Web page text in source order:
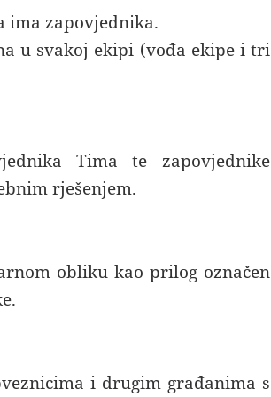
ima zapovjednika.
u svakoj ekipi (vođa ekipe i tri
Tima te zapovjednike
rješenjem.
obliku kao prilog označen
i drugim građanima s